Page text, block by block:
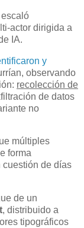
actor dirigida a
IA.
y
observando
recolección de
de datos
no
múltiples
forma
de días
de un
, distribuido a
tipográficos